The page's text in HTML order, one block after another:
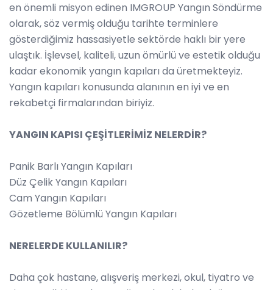
en önemli misyon edinen IMGROUP Yangın Söndürme
olarak, söz vermiş olduğu tarihte terminlere
gösterdiğimiz hassasiyetle sektörde haklı bir yere
ulaştık. İşlevsel, kaliteli, uzun ömürlü ve estetik olduğu
kadar ekonomik yangın kapıları da üretmekteyiz.
Yangın kapıları konusunda alanının en iyi ve en
rekabetçi firmalarından biriyiz.
YANGIN KAPISI ÇEŞİTLERİMİZ NELERDİR?
Panik Barlı Yangın Kapıları
Düz Çelik Yangın Kapıları
Cam Yangın Kapıları
Gözetleme Bölümlü Yangın Kapıları
NERELERDE KULLANILIR?
Daha çok hastane, alışveriş merkezi, okul, tiyatro ve